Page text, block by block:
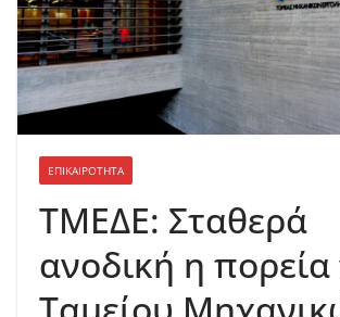
ΕΠΙΚΑΙΡΟΤΗΤΑ
ΤΜΕΔΕ: Σταθερά
ανοδική η πορεία